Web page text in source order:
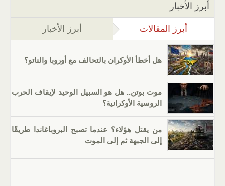
أبرز الأخبار
أبرز المقالات (علامة التبويب النشطة)
أبرز الأخبار
هل أخطأ الأوكران بالتحالف مع أوروبا والناتو؟
موت بوتن.. هل هو السبيل الوحيد لإيقاف الحرب
الروسية الأوكرانية؟
من يقتل هؤلاء؟ عندما تصبح البروباغاندا طريقًا
إلى الجبهة ثم إلى الموت